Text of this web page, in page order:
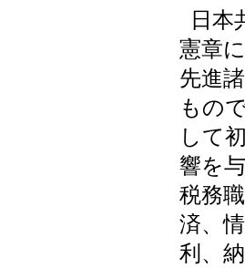
日本
憲章
先進
もの
して
響を
税務
済、
利、